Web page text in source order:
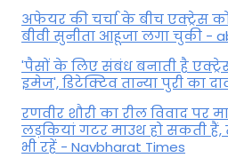
अफेयर की चर्चा के बीच एक्ट्रेस
बीवी सुनीता आहूजा लगा चुकी -
'पैसों के लिए संबंध बनाती है
इमेज', डिटेक्टिव तान्या पुरी का
रणवीर शौरी का रील विवाद पर
लड़कियां गटर माउथ हो सकती
भी रहें - Navbharat Times